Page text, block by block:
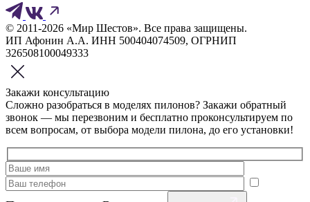
© 2011-2026 «Мир Шестов». Все права защищены.
ИП Афонин А.А. ИНН 500404074509, ОГРНИП
326508100049333
Закажи консультацию
Сложно разобраться в моделях пилонов? Закажи обратный
звонок — мы перезвоним и бесплатно проконсультируем по
всем вопросам, от выбора модели пилона, до его установки!